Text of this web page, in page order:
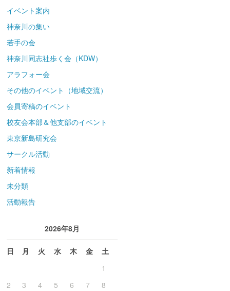
イベント案内
神奈川の集い
若手の会
神奈川同志社歩く会（KDW）
アラフォー会
その他のイベント（地域交流）
会員寄稿のイベント
校友会本部＆他支部のイベント
東京新島研究会
サークル活動
新着情報
未分類
活動報告
2026年8月
日 月 火 水 木 金
土
1
2
3 4 5 6 7
8